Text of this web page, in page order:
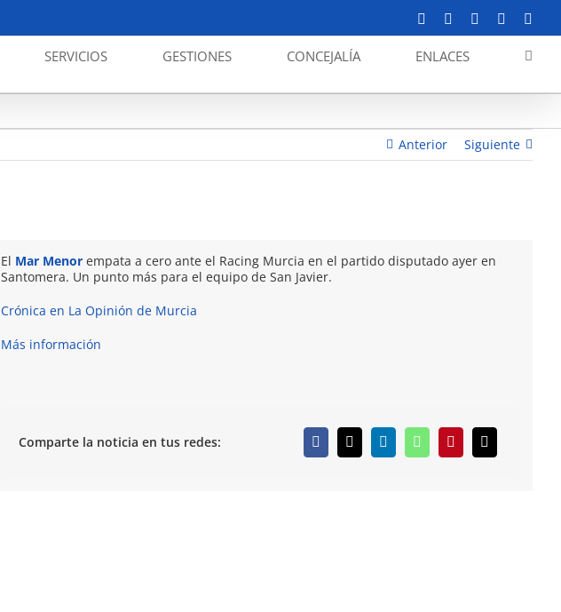
Facebook YouTubeInstagram
SERVICIOS GESTIONES CONCEJALÍA ENLACES
Anterior
Siguiente
El Mar Menorempata a cero ante el Racing Murcia en el partido disputado ayer en
Santomera. Un punto más para el equipo de San Javier.
Crónica en La Opinión de Murcia
Más información
Comparte la noticia en tus redes: